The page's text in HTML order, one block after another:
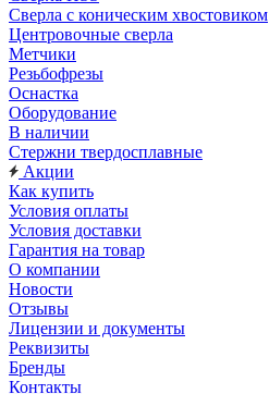
Сверла с коническим хвостовиком
Центровочные сверла
Метчики
Резьбофрезы
Оснастка
Оборудование
В наличии
Стержни твердосплавные
Акции
Как купить
Условия оплаты
Условия доставки
Гарантия на товар
О компании
Новости
Отзывы
Лицензии и документы
Реквизиты
Бренды
Контакты